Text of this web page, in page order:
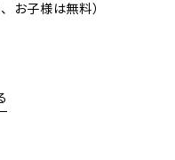
お子様は無料）